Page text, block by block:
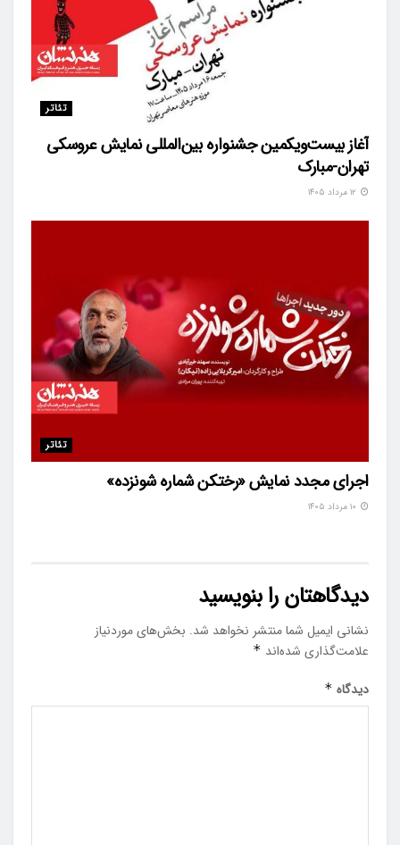
تئاتر
آغاز بیست‌ویکمین جشنواره بین‌المللی نمایش عروسکی
تهران-مبارک
تئاتر
اجرای مجدد نمایش «رختکن شماره شونزده»
دیدگاهتان را بنویسید
نشانی ایمیل شما منتشر نخواهد شد. بخش‌های موردنیاز
علامت‌گذاری شده‌اند *
دیدگاه *